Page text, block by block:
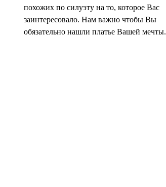
похожих по силуэту на то, которое Вас
заинтересовало. Нам важно чтобы Вы
обязательно нашли платье Вашей мечты.